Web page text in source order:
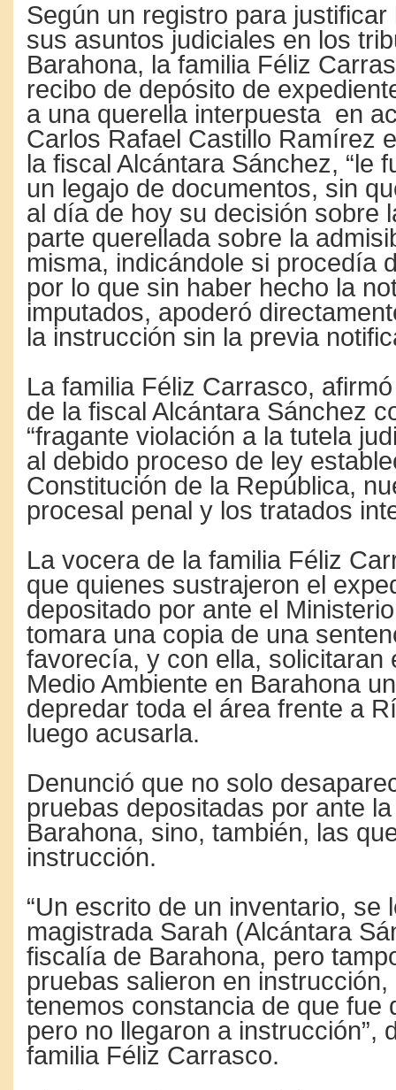
Según un registro para justificar
sus asuntos judiciales en los
Barahona, la familia Féliz
recibo de depósito de
a una querella interpuesta en
Carlos Rafael Castillo Ramírez
la fiscal Alcántara Sánchez, “le
un legajo de documentos, sin
al día de hoy su decisión sobre
parte querellada sobre la
misma, indicándole si procedía
por lo que sin haber hecho la
imputados, apoderó
la instrucción sin la previa
La familia Féliz Carrasco,
de la fiscal Alcántara Sánchez
“fragante violación a la tutela
al debido proceso de ley
Constitución de la República,
procesal penal y los tratados
La vocera de la familia Féliz
que quienes sustrajeron el
depositado por ante el
tomara una copia de una
favorecía, y con ella, solicitaran
Medio Ambiente en Barahona
depredar toda el área frente a
luego acusarla.
Denunció que no solo
pruebas depositadas por ante
Barahona, sino, también, las
instrucción.
“Un escrito de un inventario, se
magistrada Sarah (Alcántara
fiscalía de Barahona, pero
pruebas salieron en
tenemos constancia de que fue
pero no llegaron a instrucción”,
familia Féliz Carrasco.